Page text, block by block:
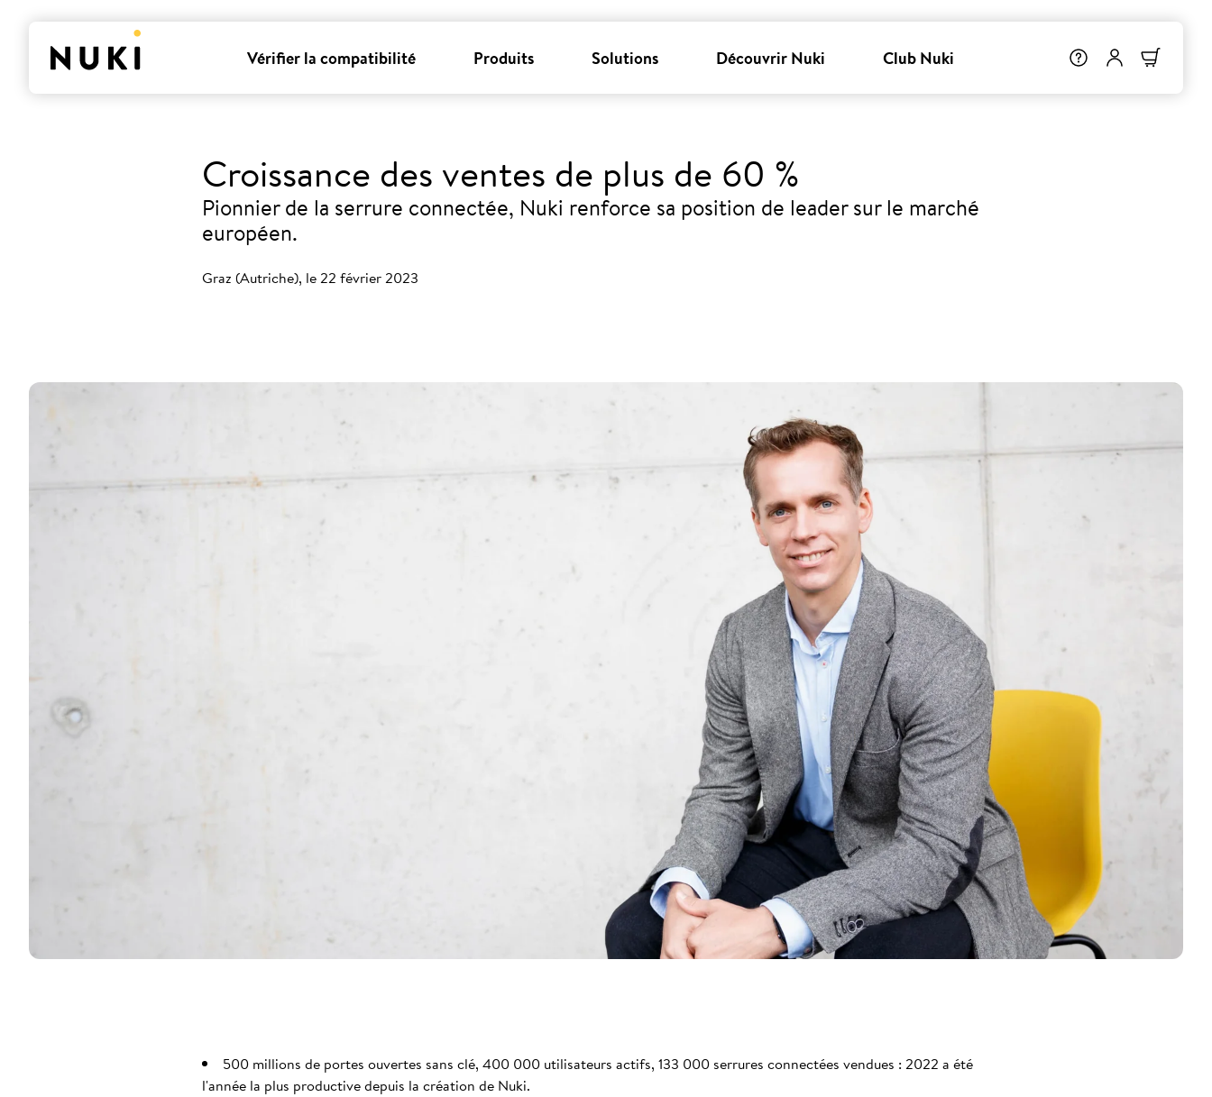
Vérifier la compatibilité Produits Solutions Découvrir Nuki Club Nuki
Croissance des ventes de plus de 60 %
Pionnier de la serrure connectée, Nuki renforce sa position de leader sur le marché
européen.
Graz (Autriche), le 22 février 2023
500 millions de portes ouvertes sans clé, 400 000 utilisateurs actifs, 133 000 serrures connectées vendues : 2022 a été
l'année la plus productive depuis la création de Nuki.